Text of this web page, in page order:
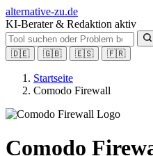
alternative-zu.de
KI-Berater & Redaktion aktiv
🇩🇪
🇬🇧 🇪🇸 🇫🇷
Startseite
Comodo Firewall
Comodo